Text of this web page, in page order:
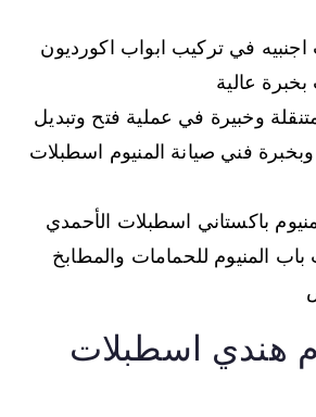
اجنبيه في تركيب ابواب اكورديون
عالية
وخبيرة في عملية فتح وتبديل
فني صيانة المنيوم اسطبلات
باكستاني اسطبلات الأحمدي
المنيوم للحمامات والمطابخ
هندي اسطبلات